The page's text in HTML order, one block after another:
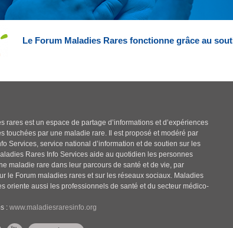
Le Forum Maladies Rares fonctionne grâce au
rares est un espace de partage d’informations et d’expériences
touchées par une maladie rare. Il est proposé et modéré par
Services, service national d’information et de soutien sur les
Rares Info Services aide au quotidien les personnes
maladie rare dans leur parcours de santé et de vie, par
le Forum maladies rares et sur les réseaux sociaux. Maladies
oriente aussi les professionnels de santé et du secteur médico-
:www.maladiesraresinfo.org